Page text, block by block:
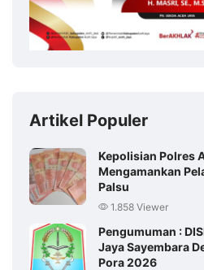
Artikel Populer
Kepolisian Polres
Mengamankan
Palsu
1.858 Viewer
Pengumuman :
Jaya Sayembara
Pora 2026